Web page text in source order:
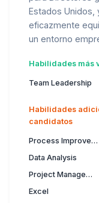
Estados Unidos,
eficazmente
un entorno
Habilidades más
Team Leadership
Habilidades
candidatos
Process Improvement
Data Analysis
Project Management
Excel